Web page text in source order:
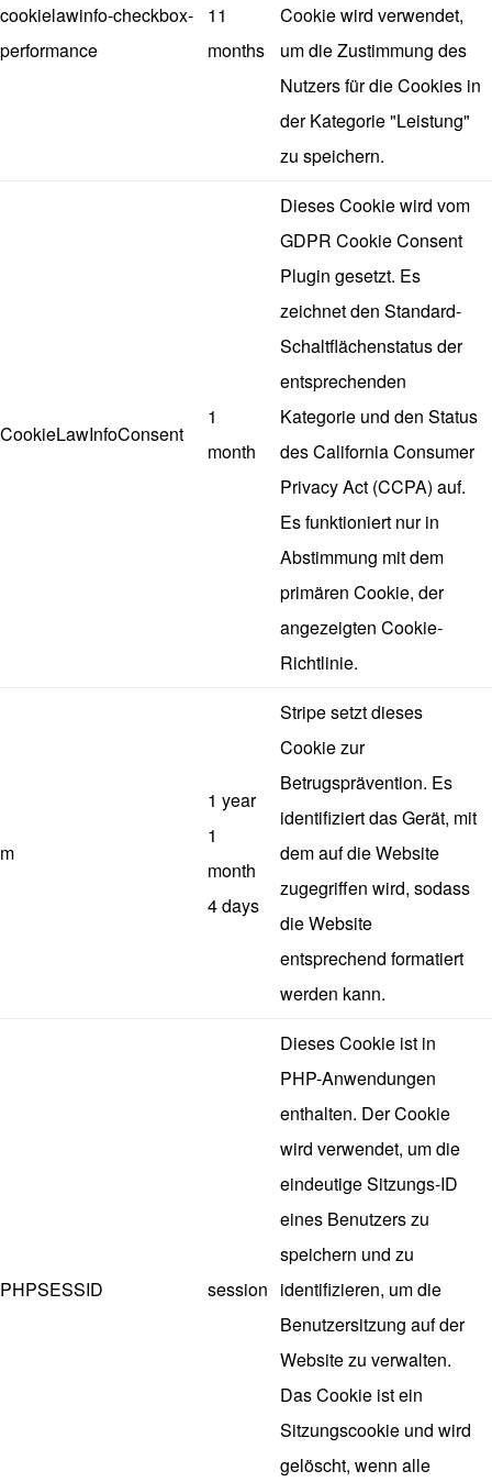
cookielawinfo-checkbox-
performance
11
months
Cookie wird verwendet,
um die Zustimmung des
Nutzers für die Cookies in
der Kategorie "Leistung"
zu speichern.
CookieLawInfoConsent
1
month
Dieses Cookie wird vom
GDPR Cookie Consent
Plugin gesetzt. Es
zeichnet den Standard-
Schaltflächenstatus der
entsprechenden
Kategorie und den Status
des California Consumer
Privacy Act (CCPA) auf.
Es funktioniert nur in
Abstimmung mit dem
primären Cookie, der
angezeigten Cookie-
Richtlinie.
m
1 year
1
month
4 days
Stripe setzt dieses
Cookie zur
Betrugsprävention. Es
identifiziert das Gerät, mit
dem auf die Website
zugegriffen wird, sodass
die Website
entsprechend formatiert
werden kann.
PHPSESSID session
Dieses Cookie ist in
PHP-Anwendungen
enthalten. Der Cookie
wird verwendet, um die
eindeutige Sitzungs-ID
eines Benutzers zu
speichern und zu
identifizieren, um die
Benutzersitzung auf der
Website zu verwalten.
Das Cookie ist ein
Sitzungscookie und wird
gelöscht, wenn alle